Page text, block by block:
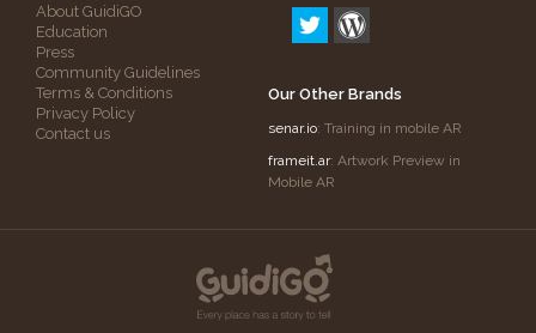
About GuidiGO
Education
Press
Community Guidelines
Terms & Conditions
Privacy Policy
Contact us
Our Other Brands
senar.io: Training in mobile AR
frameit.ar: Artwork Preview in
Mobile AR